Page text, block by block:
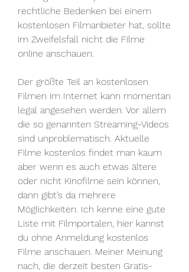
rechtliche Bedenken bei einem
kostenlosen Filmanbieter hat, sollte
im Zweifelsfall nicht die Filme
online anschauen.
Der größte Teil an kostenlosen
Filmen im Internet kann momentan
legal angesehen werden. Vor allem
die so genannten Streaming-Videos
sind unproblematisch. Aktuelle
Filme kostenlos findet man kaum
aber wenn es auch etwas ältere
oder nicht Kinofilme sein können,
dann gibt’s da mehrere
Möglichkeiten. Ich kenne eine gute
Liste mit Filmportalen, hier kannst
du ohne Anmeldung kostenlos
Filme anschauen. Meiner Meinung
nach, die derzeit besten Gratis-